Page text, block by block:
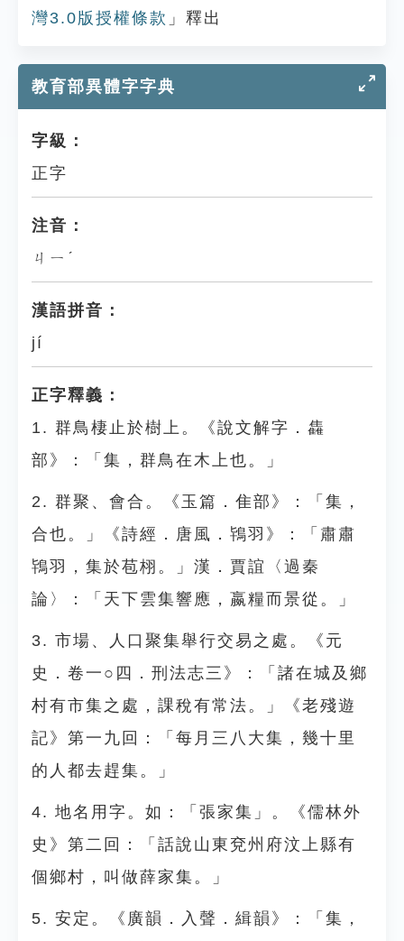
灣3.0版授權條款 」釋出
教育部異體字字典
字級：
正字
注音：
ㄐㄧˊ
漢語拼音：
jí
正字釋義：
1. 群鳥棲止於樹上。《說文解字．雥
部》：「集，群鳥在木上也。」
2. 群聚、會合。《玉篇．隹部》：「集，
合也。」《詩經．唐風．鴇羽》：「肅肅
鴇羽，集於苞栩。」漢．賈誼〈過秦
論〉：「天下雲集響應，嬴糧而景從。」
3. 市場、人口聚集舉行交易之處。《元
史．卷一○四．刑法志三》：「諸在城及鄉
村有市集之處，課稅有常法。」《老殘遊
記》第一九回：「每月三八大集，幾十里
的人都去趕集。」
4. 地名用字。如：「張家集」。《儒林外
史》第二回：「話說山東兗州府汶上縣有
個鄉村，叫做薛家集。」
5. 安定。《廣韻．入聲．緝韻》：「集，